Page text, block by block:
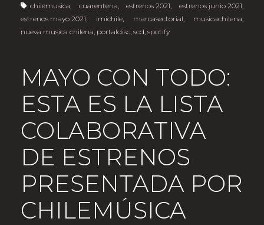
chilemusica
cuarentena ,estrenos 2021 ,estrenos junio 2021
estrenos mayo 2021
imichile marcasectorial musicachilena
nueva musica chilena portaldisc scd spotify
MAYO CON TODO:
ESTA ES LA LISTA
COLABORATIVA
DE ESTRENOS
PRESENTADA POR
CHILEMÚSICA